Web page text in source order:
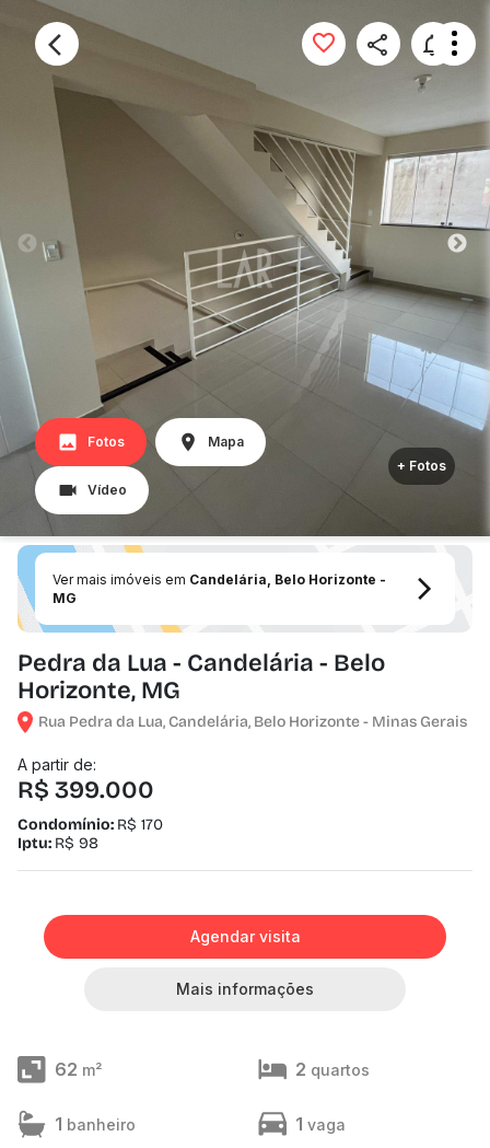
Fotos Mapa
Vídeo
+ Fotos
Ver mais imóveis em Candelária, Belo Horizonte -
MG
Pedra da Lua - Candelária - Belo
Horizonte, MG
Rua Pedra da Lua, Candelária, Belo Horizonte - Minas Gerais
A partir de:
R$ 399.000
Condomínio: R$ 170
Iptu: R$ 98
Agendar visita
Mais informações
62 m² 2 quartos
1 banheiro 1 vaga